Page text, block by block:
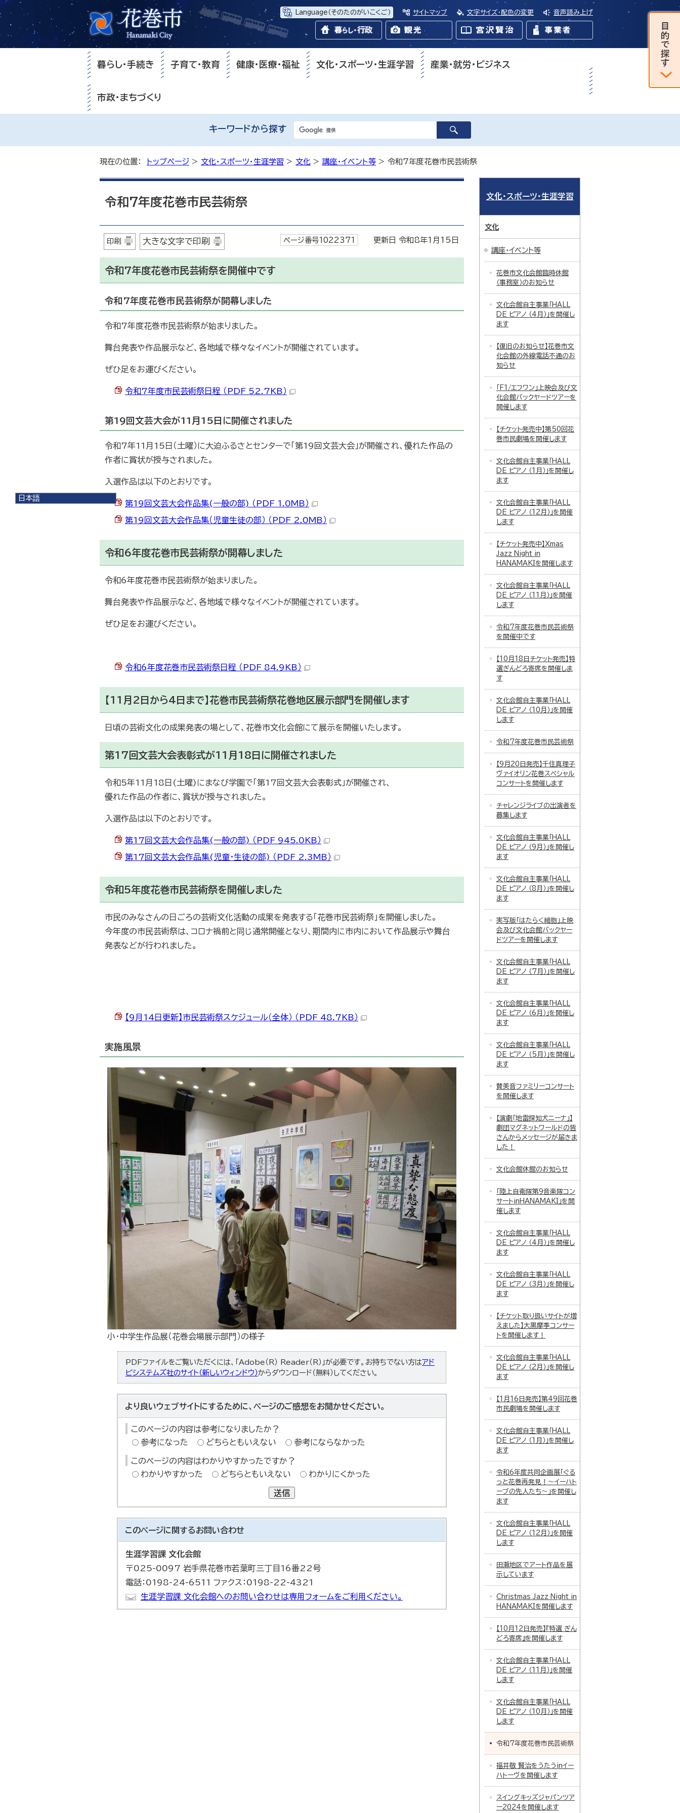
Language （そのたのがいこくご） サイトマップ 文字サイズ・配色の変更 音声読み上げ
日本語
暮らし・手続き 子育て・教育 健康・医療・福祉 文化・スポーツ・生涯学習 産業・就労・ビジネス
市政・まちづくり
キーワードから探す
現在の位置： トップページ > 文化・スポーツ・生涯学習 > 文化 > 講座・イベント等 > 令和7年度花巻市民芸術祭
令和7年度花巻市民芸術祭
印刷 大きな文字で印刷 ページ番号1022371 更新日 令和8年1月15日
令和7年度花巻市民芸術祭を開催中です
令和7年度花巻市民芸術祭が開幕しました
令和7年度花巻市民芸術祭が始まりました。
舞台発表や作品展示など、各地域で様々なイベントが開催されています。
ぜひ足をお運びください。
令和7年度市民芸術祭日程 （PDF 52.7KB）
第19回文芸大会が11月15日に開催されました
令和7年11月15日（土曜）に大迫ふるさとセンターで「第19回文芸大会」が開催され、優れた作品の
作者に賞状が授与されました。
入選作品は以下のとおりです。
第19回文芸大会作品集(一般の部) （PDF 1.0MB）
第19回文芸大会作品集（児童生徒の部） （PDF 2.0MB）
令和6年度花巻市民芸術祭が開幕しました
令和6年度花巻市民芸術祭が始まりました。
舞台発表や作品展示など、各地域で様々なイベントが開催されています。
ぜひ足をお運びください。
令和6年度花巻市民芸術祭日程 （PDF 84.9KB）
【11月2日から4日まで】花巻市民芸術祭花巻地区展示部門を開催します
日頃の芸術文化の成果発表の場として、花巻市文化会館にて展示を開催いたします。
第17回文芸大会表彰式が11月18日に開催されました
令和5年11月18日(土曜)にまなび学園で「第17回文芸大会表彰式」が開催され、
優れた作品の作者に、賞状が授与されました。
入選作品は以下のとおりです。
第17回文芸大会作品集(一般の部) （PDF 945.0KB）
第17回文芸大会作品集(児童・生徒の部) （PDF 2.3MB）
令和5年度花巻市民芸術祭を開催しました
市民のみなさんの日ごろの芸術文化活動の成果を発表する「花巻市民芸術祭」を開催しました。
今年度の市民芸術祭は、コロナ禍前と同じ通常開催となり、期間内に市内において作品展示や舞台
発表などが行われました。
【9月14日更新】市民芸術祭スケジュール（全体） （PDF 48.7KB）
実施風景
小・中学生作品展（花巻会場展示部門）の様子
PDFファイルをご覧いただくには、「Adobe（R） Reader（R）」が必要です。お持ちでない方はアド
ビシステムズ社のサイト（新しいウィンドウ）からダウンロード（無料）してください。
より良いウェブサイトにするために、ページのご感想をお聞かせください。
このページの内容は参考になりましたか？
参考になった
どちらともいえない 参考にならなかった
このページの内容はわかりやすかったですか？
わかりやすかった
どちらともいえない わかりにくかった
送信
このページに関するお問い合わせ
生涯学習課 文化会館
〒025-0097 岩手県花巻市若葉町三丁目16番22号
電話：0198-24-6511 ファクス：0198-22-4321
生涯学習課 文化会館へのお問い合わせは専用フォームをご利用ください。
文化・スポーツ・生涯学習
文化
講座・イベント等
花巻市文化会館臨時休館
（事務室）のお知らせ
文化会館自主事業「HALL
DE ピアノ （4月）」を開催し
ます
【復旧のお知らせ】花巻市文
化会館の外線電話不通のお
知らせ
「F1/エフワン」上映会及び文
化会館バックヤードツアーを
開催します
【チケット発売中】第50回花
巻市民劇場を開催します
文化会館自主事業「HALL
DE ピアノ （1月）」を開催し
ます
文化会館自主事業「HALL
DE ピアノ （12月）」を開催
します
【チケット発売中】Xmas
Jazz Night in
HANAMAKIを開催します
文化会館自主事業「HALL
DE ピアノ （11月）」を開催
します
令和7年度花巻市民芸術祭
を開催中です
【10月18日チケット発売】特
選ぎんどろ寄席を開催しま
す
文化会館自主事業「HALL
DE ピアノ （10月）」を開催
します
令和7年度花巻市民芸術祭
【9月20日発売】千住真理子
ヴァイオリン花巻スペシャル
コンサートを開催します
チャレンジライブの出演者を
募集します
文化会館自主事業「HALL
DE ピアノ （9月）」を開催し
ます
文化会館自主事業「HALL
DE ピアノ （8月）」を開催し
ます
実写版「はたらく細胞」上映
会及び文化会館バックヤー
ドツアーを開催します
文化会館自主事業「HALL
DE ピアノ （7月）」を開催し
ます
文化会館自主事業「HALL
DE ピアノ （6月）」を開催し
ます
文化会館自主事業「HALL
DE ピアノ （5月）」を開催し
ます
賛美音ファミリーコンサート
を開催します
【演劇「地雷探知犬ニーナ」】
劇団マグネットワールドの皆
さんからメッセージが届きま
した！
文化会館休館のお知らせ
「陸上自衛隊第9音楽隊コン
サートinHANAMAKI」を開
催します
文化会館自主事業「HALL
DE ピアノ （4月）」を開催し
ます
文化会館自主事業「HALL
DE ピアノ （3月）」を開催し
ます
【チケット取り扱いサイトが増
えました】大黒摩季コンサー
トを開催します！
文化会館自主事業「HALL
DE ピアノ （2月）」を開催し
ます
【1月16日発売】第49回花巻
市民劇場を開催します
文化会館自主事業「HALL
DE ピアノ （1月）」を開催し
ます
令和6年度共同企画展「ぐる
っと花巻再発見！～イーハト
ーブの先人たち～」を開催し
ます
文化会館自主事業「HALL
DE ピアノ （12月）」を開催
します
田瀬地区でアート作品を展
示しています
Christmas Jazz Night in
HANAMAKIを開催します
【10月12日発売】『特選 ぎん
どろ寄席』を開催します
文化会館自主事業「HALL
DE ピアノ （11月）」を開催
します
文化会館自主事業「HALL
DE ピアノ （10月）」を開催
します
令和7年度花巻市民芸術祭
福井敬 賢治をうたうinイー
ハトーヴを開催します
スイングキッズジャパンツア
ー2024を開催します